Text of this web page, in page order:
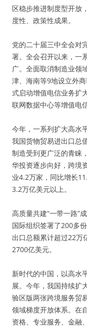
区稳步推进制度型开放
度性、政策性成果。
党的二十届三中全会对
署。全会召开以来，一
广。全面取消制造业领
津、海南等9地设立外
式启动增值电信业务扩
联网数据中心等增值电
今年，一系列扩大高水
我国货物贸易进出口总
制造受到更广泛的青睐
华投资逐步向好，跨境
业4.2万家，同比增长
3.2万亿美元以上。
高质量共建“一带一路”
国际组织签署了200多
出口总额累计超过22万
2700亿美元。
新时代的中国，以高水
展。今年，我国持续扩
验区版两张跨境服务贸
领域梯度开放体系。在
资格、专业服务、金融